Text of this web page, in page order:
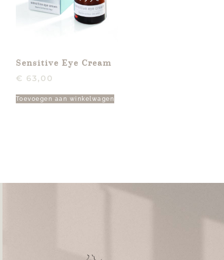
Sensitive Eye Cream
€ 63,00
Toevoegen aan winkelwagen